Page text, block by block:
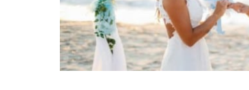
Ślub
Ślub cywilny Ślub